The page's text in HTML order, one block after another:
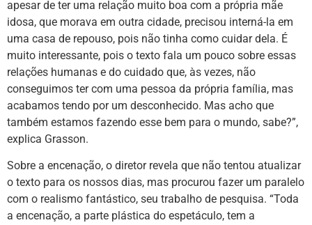
apesar de ter uma relação muito boa com a própria mãe
idosa, que morava em outra cidade, precisou interná-la em
uma casa de repouso, pois não tinha como cuidar dela. É
muito interessante, pois o texto fala um pouco sobre essas
relações humanas e do cuidado que, às vezes, não
conseguimos ter com uma pessoa da própria família, mas
acabamos tendo por um desconhecido. Mas acho que
também estamos fazendo esse bem para o mundo, sabe?”,
explica Grasson.
Sobre a encenação, o diretor revela que não tentou atualizar
o texto para os nossos dias, mas procurou fazer um paralelo
com o realismo fantástico, seu trabalho de pesquisa. “Toda
a encenação, a parte plástica do espetáculo, tem a